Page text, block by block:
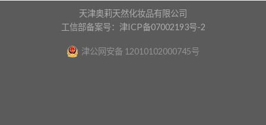
天津奥莉天然化妆品有限公司
工信部备案号：津ICP备07002193号-2
津公网安备 12010102000745号